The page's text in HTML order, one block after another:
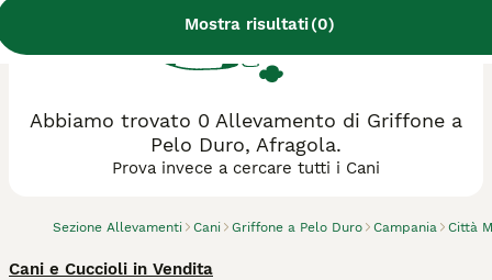
Mostra risultati(0)
Sezione Allevamenti Cani Griffone a Pelo Duro Campania Città
Abbiamo trovato 0 Allevamento di Griffone a
Pelo Duro, Afragola.
Prova invece a cercare tutti i Cani
Cani e Cuccioli in Vendita